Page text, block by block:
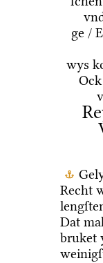
ge /
wys
Recht
Dat
bruket